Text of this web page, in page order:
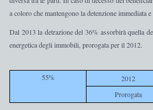
a coloro che mantengono ladetenzione immediata
Dal 2013 la detrazione del 36% assorbirà quella
energetica degli immobili, prorogata per il 2012.
55% 2012
Prorogata